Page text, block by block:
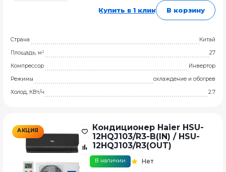
Купить в 1 клик В корзину
Страна
Китай
Площадь, м²
27
Компрессор
Инвертор
Режимы
охлаждение и обогрев
Холод, КВт/ч
2.7
АКЦИЯ
Кондиционер Haier HSU-
12HQJ103/R3-B(IN) / HSU-
12HQJ103/R3(OUT)
В наличии Нет